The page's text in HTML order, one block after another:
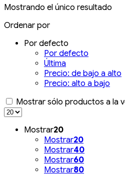
Mostrando el único resultado
Ordenar por
Por defecto
Por defecto
Última
Precio: de bajo a alto
Precio: alto a bajo
Mostrar sólo productos a la
Mostrar20
Mostrar20
Mostrar40
Mostrar60
Mostrar80